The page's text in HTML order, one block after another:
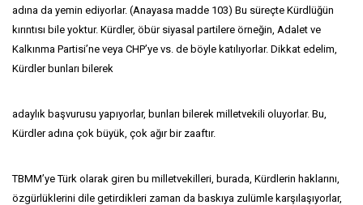
adına da yemin ediyorlar. (Anayasa madde 103) Bu süreçte Kürdlüğün
kırıntısı bile yoktur. Kürdler, öbür siyasal partilere örneğin, Adalet ve
Kalkınma Partisi’ne veya CHP’ye vs. de böyle katılıyorlar. Dikkat edelim,
Kürdler bunları bilerek
adaylık başvurusu yapıyorlar, bunları bilerek milletvekili oluyorlar. Bu,
Kürdler adına çok büyük, çok ağır bir zaaftır.
TBMM’ye Türk olarak giren bu milletvekilleri, burada, Kürdlerin haklarını,
özgürlüklerini dile getirdikleri zaman da baskıya zulümle karşılaşıyorlar,